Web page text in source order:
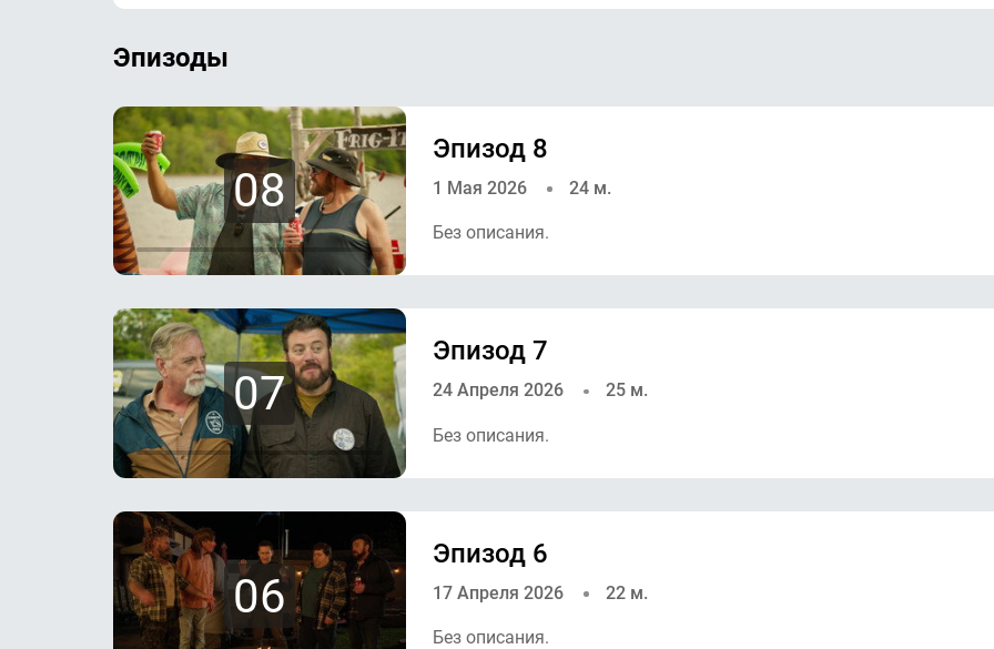
Эпизоды
08
Эпизод 8
1 Мая 2026 24 м.
Без описания.
07
Эпизод 7
24 Апреля 2026 25 м.
Без описания.
06
Эпизод 6
17 Апреля 2026 22 м.
Без описания.